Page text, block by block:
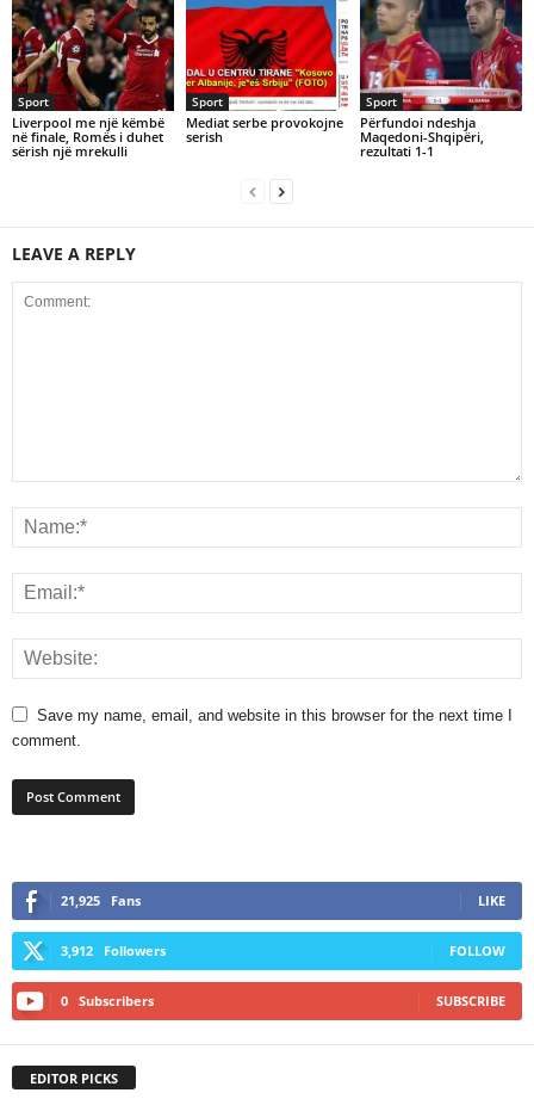
Sport
Liverpool me një këmbë
në finale, Romës i duhet
sërish një mrekulli
Sport
Mediat serbe provokojne
serish
Sport
Përfundoi ndeshja
Maqedoni-Shqipëri,
rezultati 1-1
LEAVE A REPLY
Save my name, email, and website in this browser for the next time I
comment.
21,925 Fans LIKE
3,912 Followers FOLLOW
0 Subscribers SUBSCRIBE
EDITOR PICKS